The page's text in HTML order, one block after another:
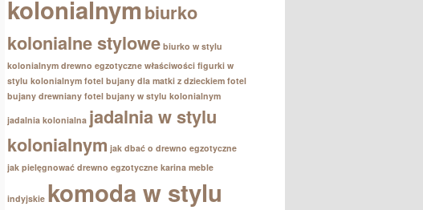
kolonialnymbiurko
kolonialne stylowe biurko w stylu
kolonialnym drewno egzotyczne właściwości figurki w
stylu kolonialnym fotel bujany dla matki z dzieckiem fotel
bujany drewniany fotel bujany w stylu kolonialnym
jadalnia kolonialna jadalnia w stylu
kolonialnym jak dbać o drewno egzotyczne
jak pielęgnować drewno egzotyczne karina meble
indyjskie komoda w stylu